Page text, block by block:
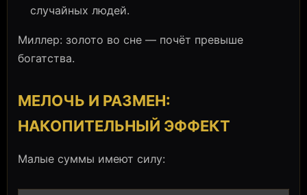
случайных людей.
Миллер: золото во сне — почёт превыше
богатства.
МЕЛОЧЬ И РАЗМЕН:
НАКОПИТЕЛЬНЫЙ ЭФФЕКТ
Малые суммы имеют силу: